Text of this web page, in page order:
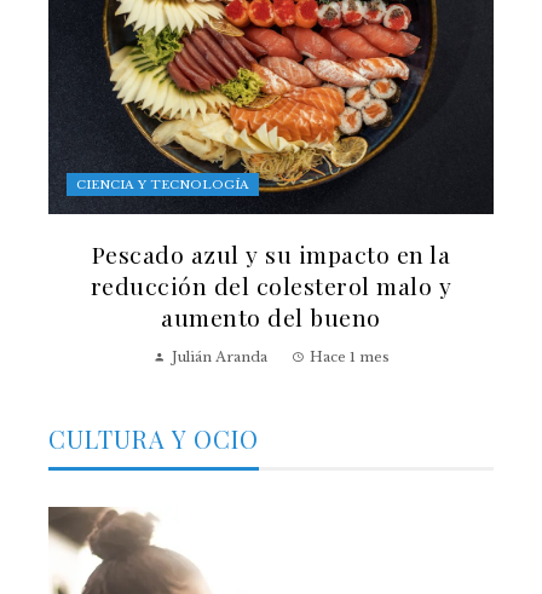
CIENCIA Y TECNOLOGÍA
Pescado azul y su impacto en la
reducción del colesterol malo y
aumento del bueno
Julián Aranda Hace 1 mes
CULTURA Y OCIO